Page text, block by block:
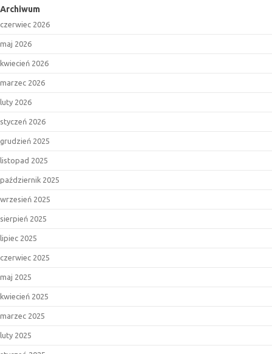
Archiwum
czerwiec 2026
maj 2026
kwiecień 2026
marzec 2026
luty 2026
styczeń 2026
grudzień 2025
listopad 2025
październik 2025
wrzesień 2025
sierpień 2025
lipiec 2025
czerwiec 2025
maj 2025
kwiecień 2025
marzec 2025
luty 2025